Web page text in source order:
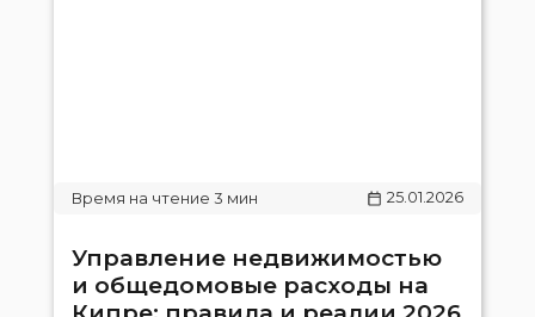
25.01.2026
Управление недвижимостью
и общедомовые расходы на